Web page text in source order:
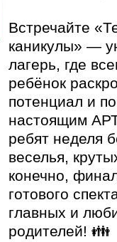
Встречайте
каникулы» —
лагерь, где
ребёнок
потенциал и
настоящим
ребят неделя
веселья,
конечно,
готового
главных и
родителей! 👪